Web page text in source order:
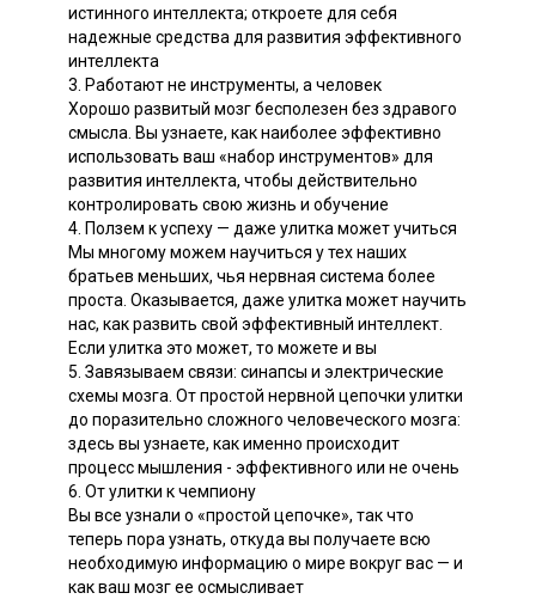
истинного интеллекта; откроете для себя
надежные средства для развития эффективного
интеллекта
3. Работают не инструменты, а человек
Хорошо развитый мозг бесполезен без здравого
смысла. Вы узнаете, как наиболее эффективно
использовать ваш «набор инструментов» для
развития интеллекта, чтобы действительно
контролировать свою жизнь и обучение
4. Ползем к успеху — даже улитка может учиться
Мы многому можем научиться у тех наших
братьев меньших, чья нервная система более
проста. Оказывается, даже улитка может научить
нас, как развить свой эффективный интеллект.
Если улитка это может, то можете и вы
5. Завязываем связи: синапсы и электрические
схемы мозга. От простой нервной цепочки улитки
до поразительно сложного человеческого мозга:
здесь вы узнаете, как именно происходит
процесс мышления - эффективного или не очень
6. От улитки к чемпиону
Вы все узнали о «простой цепочке», так что
теперь пора узнать, откуда вы получаете всю
необходимую информацию о мире вокруг вас — и
как ваш мозг ее осмысливает